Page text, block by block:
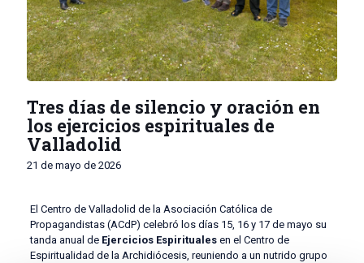
Tres días de silencio y oración en
los ejercicios espirituales de
Valladolid
21 de mayo de 2026
El Centro de Valladolid de la Asociación Católica de
Propagandistas (ACdP) celebró los días 15, 16 y 17 de mayo su
tanda anual deEjercicios Espiritualesen el Centro de
Espiritualidad de la Archidiócesis, reuniendo a un nutrido grupo